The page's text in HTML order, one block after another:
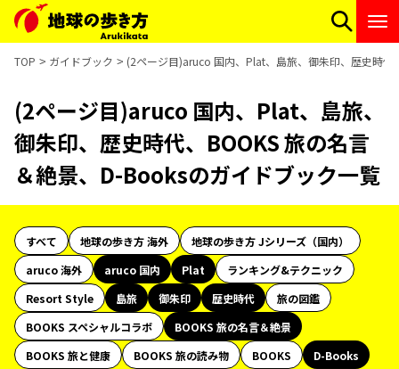
TOP ガイドブック (2ページ目)aruco 国内、Plat、島旅、御朱印、歴史時
(2ページ目)aruco 国内、Plat、島旅、
御朱印、歴史時代、BOOKS 旅の名言
＆絶景、D-Booksのガイドブック一覧
すべて 地球の歩き方 海外
地球の歩き方 Jシリーズ（国内）
aruco 海外
aruco 国内 Plat
ランキング&テクニック
Resort Style
島旅 御朱印 歴史時代
旅の図鑑
BOOKS スペシャルコラボ
BOOKS 旅の名言＆絶景
BOOKS 旅と健康
BOOKS 旅の読み物 BOOKS
D-Books